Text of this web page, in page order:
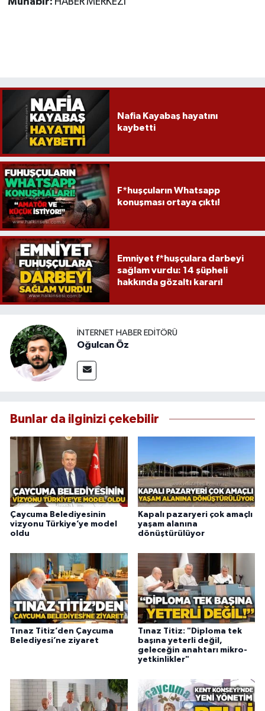
Nafia Kayabaş hayatını
kaybetti
F*huşçuların Whatsapp
konuşması ortaya çıktı!
Emniyet f*huşçulara darbeyi
sağlam vurdu: 14 şüpheli
hakkında gözaltı kararı!
İNTERNET HABER EDITÖRÜ
Oğulcan Öz
Bunlar da ilginizi çekebilir
Çaycuma Belediyesinin
vizyonu Türkiye’ye model
oldu
Kapalı pazaryeri çok amaçlı
yaşam alanına
dönüştürülüyor
Tınaz Titiz’den Çaycuma
Belediyesi’ne ziyaret
Tınaz Titiz: "Diploma tek
başına yeterli değil,
geleceğin anahtarı mikro-
yetkinlikler"